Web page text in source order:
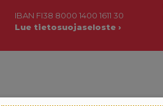
IBAN FI38 8000 1400 1611 30
Lue tietosuojaseloste ›